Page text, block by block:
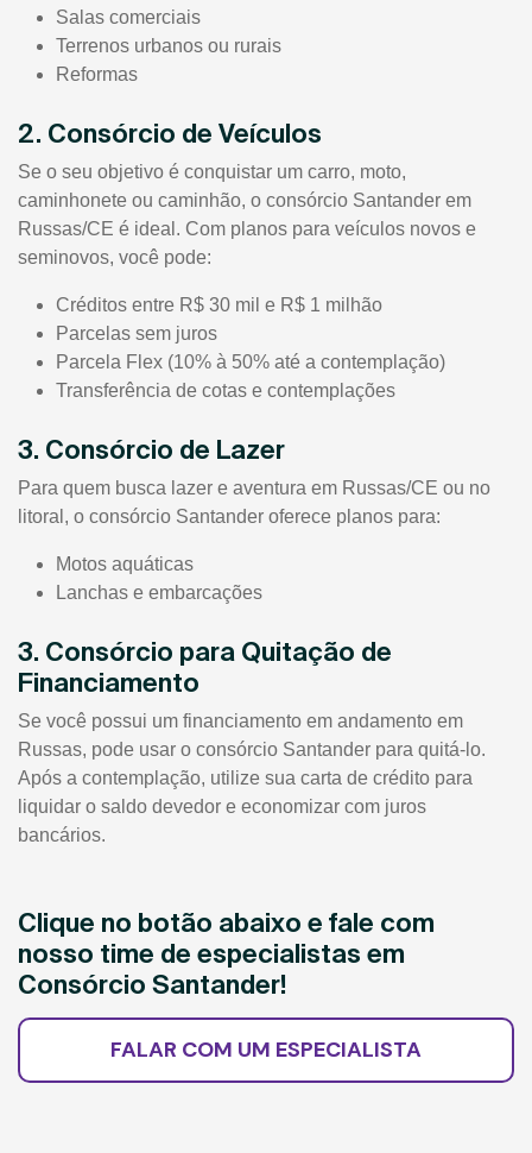
Salas comerciais
Terrenos urbanos ou rurais
Reformas
2. Consórcio de Veículos
Se o seu objetivo é conquistar um carro, moto,
caminhonete ou caminhão, o consórcio Santander em
Russas/CE é ideal. Com planos para veículos novos e
seminovos, você pode:
Créditos entre R$ 30 mil e R$ 1 milhão
Parcelas sem juros
Parcela Flex (10% à 50% até a contemplação)
Transferência de cotas e contemplações
3. Consórcio de Lazer
Para quem busca lazer e aventura em Russas/CE ou no
litoral, o consórcio Santander oferece planos para:
Motos aquáticas
Lanchas e embarcações
3. Consórcio para Quitação de
Financiamento
Se você possui um financiamento em andamento em
Russas, pode usar o consórcio Santander para quitá-lo.
Após a contemplação, utilize sua carta de crédito para
liquidar o saldo devedor e economizar com juros
bancários.
Clique no botão abaixo e fale com
nosso time de especialistas em
Consórcio Santander!
FALAR COM UM ESPECIALISTA